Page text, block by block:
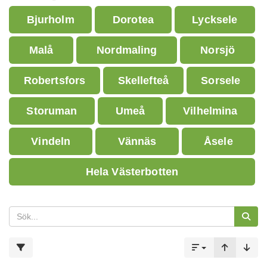
Bjurholm Dorotea Lycksele
Malå Nordmaling Norsjö
Robertsfors Skellefteå Sorsele
Storuman Umeå Vilhelmina
Vindeln Vännäs Åsele
Hela Västerbotten